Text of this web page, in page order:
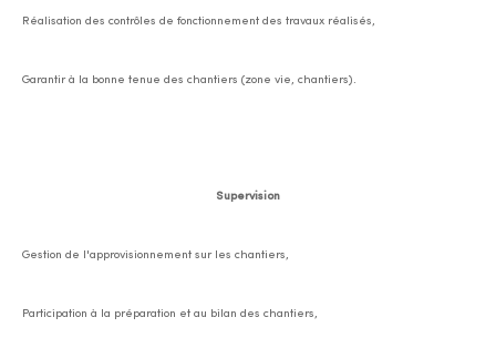
Réalisation des contrôles de fonctionnement des travaux réalisés,
Garantir à la bonne tenue des chantiers (zone vie, chantiers).
Supervision
Gestion de l'approvisionnement sur les chantiers,
Participation à la préparation et au bilan des chantiers,